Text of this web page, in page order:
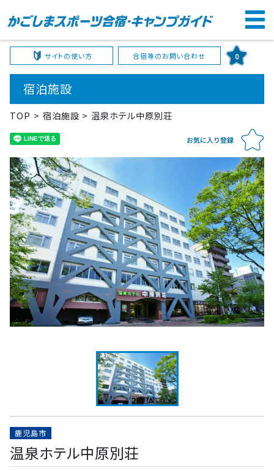
サイトの使い方 合宿等のお問い合わせ 0
宿泊施設
TOP 宿泊施設 温泉ホテル中原別荘
鹿児島市
温泉ホテル中原別荘